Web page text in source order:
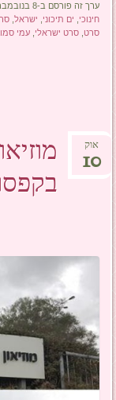
ערך זה פורסם ב-8 בנובמבר 2017, ב-
חינוכי
ים תיכוני ישראל ,
סרט ,סרט ישראלי ,עמי
אוק
10